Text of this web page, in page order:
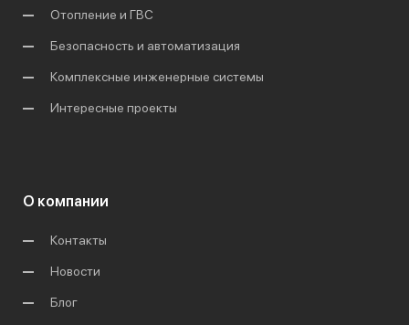
Отопление и ГВС
Безопасность и автоматизация
Комплексные инженерные системы
Интересные проекты
О компании
Контакты
Новости
Блог